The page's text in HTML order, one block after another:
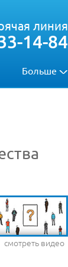
Больше
линия
14-84
смотреть видео